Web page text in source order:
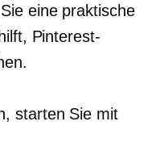
eine praktische
Pinterest-
starten Sie mit